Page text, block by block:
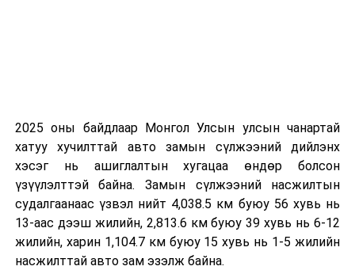
Сургууль, цэцэрлэгийн үйл ажиллагааны
зохицуулалт
2026 оны 8 дугаар сарын 17–28-ны өдрүүдэд
нийслэлийн бүх сургууль, цэцэрлэгт ажлын
байранд элсэлт, бүртгэл болон бусад аливаа
арга хэмжээ зохион байгуулахгүй болно.
2025 оны байдлаар Монгол Улсын улсын чанартай
хатуу хучилттай авто замын сүлжээний дийлэнх
хэсэг нь ашиглалтын хугацаа өндөр болсон
үзүүлэлттэй байна. Замын сүлжээний насжилтын
судалгаанаас үзвэл нийт 4,038.5 км буюу 56 хувь нь
13-аас дээш жилийн, 2,813.6 км буюу 39 хувь нь 6-12
жилийн, харин 1,104.7 км буюу 15 хувь нь 1-5 жилийн
насжилттай авто зам эзэлж байна.